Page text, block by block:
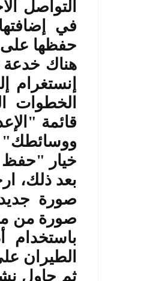
التواصل
في
حفظها
هناك خدعة
إنستغرام
الخطوات
قائمة
ووسائطك"
خيار "حفظ
بعد ذلك،
صورة
صورة من
باستخدام
الطيران
ثم حاول